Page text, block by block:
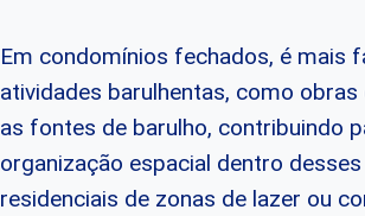
Em condomínios fechados, é mais
atividades barulhentas, como
as fontes de barulho, contribuindo
organização espacial dentro
residenciais de zonas de lazer ou